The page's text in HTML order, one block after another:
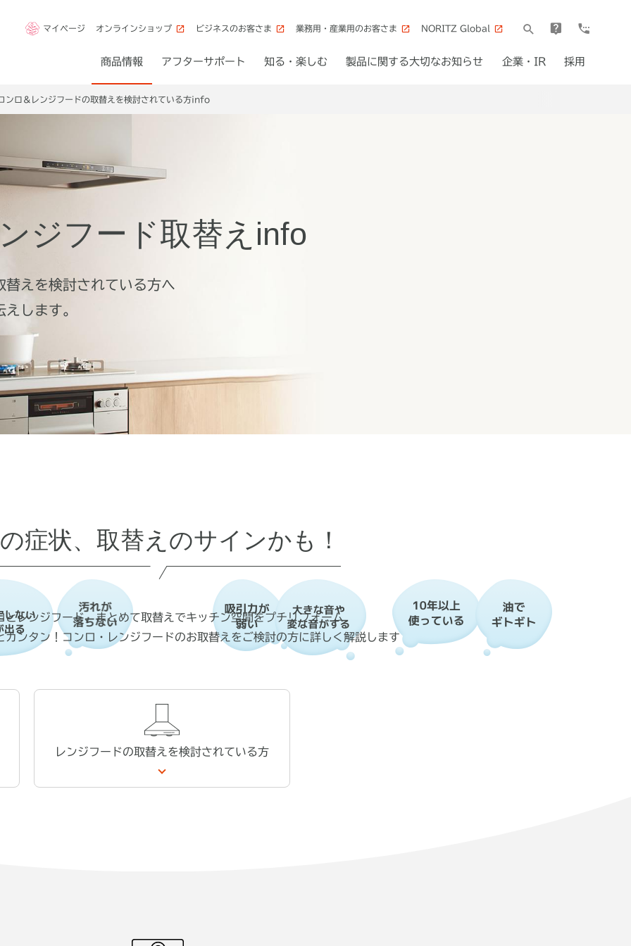
マイページ オンラインショップ ビジネスのお客さま 業務用・産業用のお客さま NORITZ Global
商品情報 アフターサポート 知る・楽しむ 製品に関する大切なお知らせ 企業・IR 採用
ンロ＆レンジフードの取替えを検討されている方info
ジフード取替えinfo
替えを検討されている方へ
します。
症状、 取替えのサインかも！
とレンジフード、まとめて取替えでキッチン空間をプチリフォーム
カンタン！コンロ・レンジフードのお取替えをご検討の方に詳しく解説します
レンジフードの取替えを検討されている方